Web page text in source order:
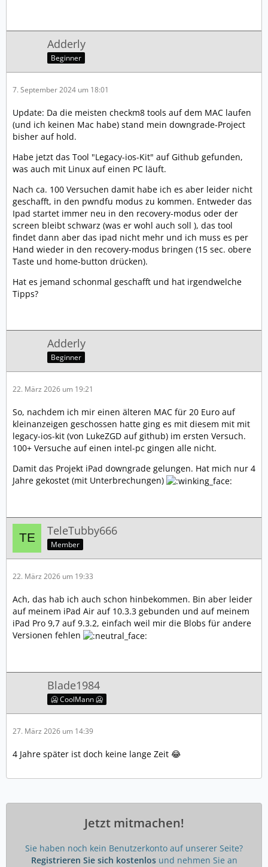
Adderly
Beginner
7. September 2024 um 18:01
Update: Da die meisten checkm8 tools auf dem MAC laufen
(und ich keinen Mac habe) stand mein downgrade-Project
bisher auf hold.
Habe jetzt das Tool "Legacy-ios-Kit" auf Github gefunden,
was auch mit Linux auf einen PC läuft.
Nach ca. 100 Versuchen damit habe ich es aber leider nicht
geschafft, in den pwndfu modus zu kommen. Entweder das
Ipad startet immer neu in den recovery-modus oder der
screen bleibt schwarz (was er wohl auch soll ), das tool
findet dann aber das ipad nicht mehr und ich muss es per
Hand wieder in den recovery-modus bringen (15 sec. obere
Taste und home-button drücken).
Hat es jemand schonmal geschafft und hat irgendwelche
Tipps?
Adderly
Beginner
22. März 2026 um 19:21
So, nachdem ich mir einen älteren MAC für 20 Euro auf
kleinanzeigen geschossen hatte ging es mit diesem mit mit
legacy-ios-kit (von LukeZGD auf github) im ersten Versuch.
100+ Versuche auf einen intel-pc gingen alle nicht.
Damit das Projekt iPad downgrade gelungen. Hat mich nur 4
Jahre gekostet (mit Unterbrechungen)
TeleTubby666
Member
22. März 2026 um 19:33
Ach, das hab ich auch schon hinbekommen. Bin aber leider
auf meinem iPad Air auf 10.3.3 gebunden und auf meinem
iPad Pro 9,7 auf 9.3.2, einfach weil mir die Blobs für andere
Versionen fehlen
Blade1984
🥶 CoolMann 🥶
27. März 2026 um 14:39
4 Jahre später ist doch keine lange Zeit 😂
Jetzt mitmachen!
Sie haben noch kein Benutzerkonto auf unserer Seite?
Registrieren Sie sich kostenlosund nehmen Sie an